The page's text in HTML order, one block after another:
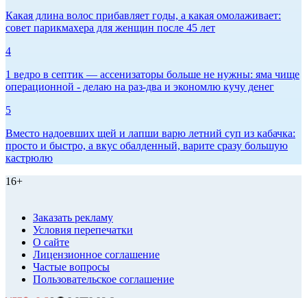
Какая длина волос прибавляет годы, а какая омолаживает:
совет парикмахера для женщин после 45 лет
4
1 ведро в септик — ассенизаторы больше не нужны: яма чище
операционной - делаю на раз-два и экономлю кучу денег
5
Вместо надоевших щей и лапши варю летний суп из кабачка:
просто и быстро, а вкус обалденный, варите сразу большую
кастрюлю
16+
Заказать рекламу
Условия перепечатки
О сайте
Лицензионное соглашение
Частые вопросы
Пользовательское соглашение